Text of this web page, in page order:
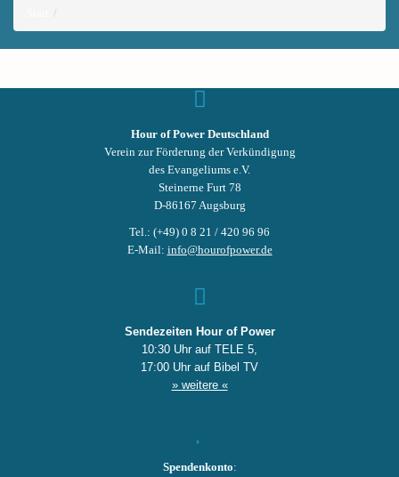
Hour of Power Deutschland
Verein zur Förderung der Verkündigung
des Evangeliums e.V.
Steinerne Furt 78
D-86167 Augsburg
Tel.: (+49) 0 8 21 / 420 96 96
E-Mail: info@hourofpower.de
Sendezeiten Hour of Power
10:30 Uhr auf TELE 5,
17:00 Uhr auf Bibel TV
» weitere «
Spendenkonto: